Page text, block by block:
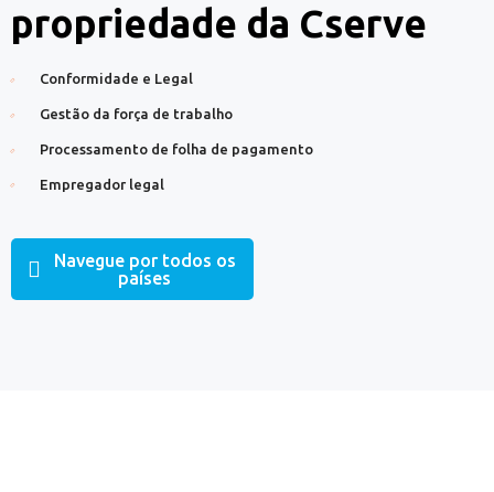
propriedade da Cserve
Conformidade e Legal
Gestão da força de trabalho
Processamento de folha de pagamento
Empregador legal
Navegue por todos os
países